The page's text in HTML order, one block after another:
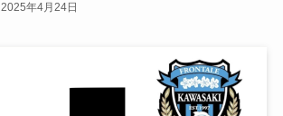
2025年4月24日